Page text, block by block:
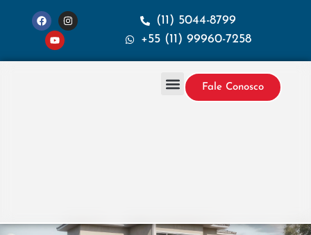
(11) 5044-8799
+55 (11) 99960-7258
Fale Conosco